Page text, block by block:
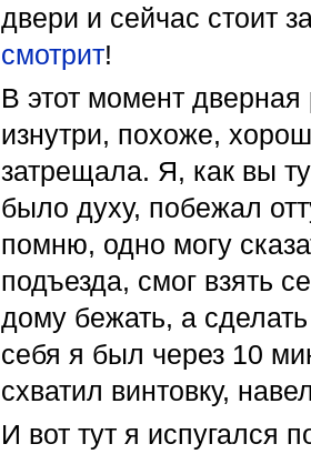
двери и сейчас стоит
смотрит!
В этот момент дверная
изнутри, похоже,
затрещала. Я, как вы
было духу, побежал
помню, одно могу
подъезда, смог взять
дому бежать, а
себя я был через 10
схватил винтовку,
И вот тут я испугался